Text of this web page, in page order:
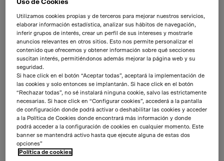
EUSKADIKO ORKESTRA
Euskadiko Orkestra 2023/24 Convención Mahou San Miguel 2023
Uso de Cookies
Utilizamos cookies propias y de terceros para mejorar nuestros servicios,
elaborar información estadística, analizar sus hábitos de navegación,
inferir grupos de interés, crear un perfil de sus intereses y mostrarle
anuncios relevantes en otros sitios. Esto nos permite personalizar el
contenido que ofrecemos y obtener información sobre qué secciones
suscitan interés, permitiéndonos además mejorar la página web y su
seguridad.
Si hace click en el botón “Aceptar todas”, aceptará la implementación de
las cookies y solo entonces se implantarán. Si hace click en el botón
“Rechazar todas”, no sé instalará ninguna cookie, salvo las estrictamente
necesarias. Si hace click en “Configurar cookies”, accederá a la pantalla
de configuración donde podrá activar o deshabilitar las cookies y acceder
a la Política de Cookies donde encontrará más información y donde
podrá acceder a la configuración de cookies en cualquier momento. Este
banner se mantendrá activo hasta que ejecute alguna de estas dos
opciones”
Política de cookies